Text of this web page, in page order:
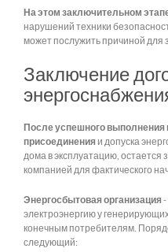
На этом заключительном
нарушений техники
может послужить причиной для
Заключение
После успешного выполнения
присоединения и допуска
дома в эксплуатацию, остается
компанией для фактического
Энергосбытовая организация -
электроэнергию у
конечным потребителям.
следующий: